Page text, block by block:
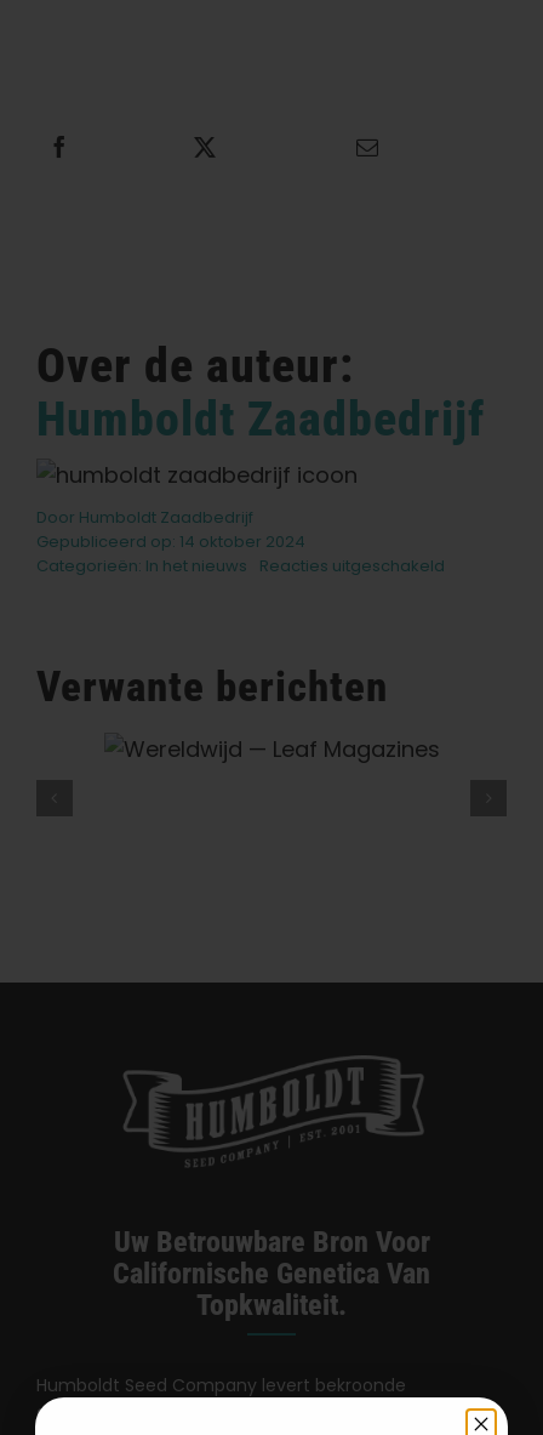
Over de auteur:
Humboldt Zaadbedrijf
Door Humboldt Zaadbedrijf
Gepubliceerd op: 14 oktober 2024
Categorieën: In het nieuws Reacties uitgeschakeldvoor
Verwante berichten
Wat Is THCV? De Waarheid Over
Uw Betrouwbare Bron Voor
Californische Genetica Van
Topkwaliteit.
Humboldt Seed Company levert bekroonde
cannabiszaden met een hoge opbrengst, stabiele